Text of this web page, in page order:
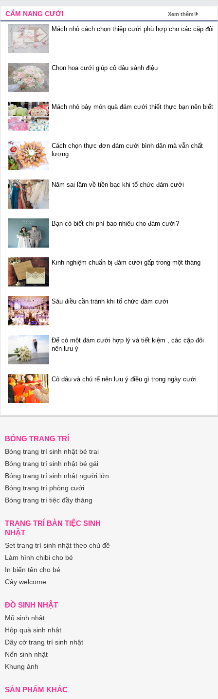
CẨM NANG CƯỚI Xem thêm
Mách nhỏ cách chọn thiệp cưới phù hợp cho các cặp đôi
Chọn hoa cưới giúp cô dâu sành điệu
Mách nhỏ bảy món quà đám cưới thiết thực bạn nên biết
Cách chọn thực đơn đám cưới bình dân mà vẫn chất
lượng
Năm sai lầm về tiền bạc khi tổ chức đám cưới
Bạn có biết chi phí bao nhiêu cho đám cưới?
Kinh nghiệm chuẩn bị đám cưới gấp trong một tháng
Sáu điều cần tránh khi tổ chức đám cưới
Để có một đám cưới hợp lý và tiết kiệm , các cặp đôi
nên lưu ý
Cô dâu và chú rể nên lưu ý điều gì trong ngày cưới
BÓNG TRANG TRÍ
Bóng trang trí sinh nhật bé trai
Bóng trang trí sinh nhật bé gái
Bóng trang trí sinh nhật người lớn
Bóng trang trí phòng cưới
Bóng trang trí tiệc đầy tháng
TRANG TRÍ BÀN TIỆC SINH
NHẬT
Set trang trí sinh nhật theo chủ đề
Làm hình chibi cho bé
In biển tên cho bé
Cây welcome
ĐỒ SINH NHẬT
Mũ sinh nhật
Hộp quà sinh nhật
Dây cờ trang trí sinh nhật
Nến sinh nhật
Khung ảnh
SẢN PHẨM KHÁC